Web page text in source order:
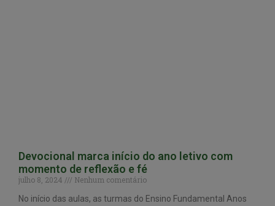
Devocional marca início do ano letivo com
momento de reflexão e fé
julho 8, 2024
Nenhum comentário
No início das aulas, as turmas do Ensino Fundamental Anos